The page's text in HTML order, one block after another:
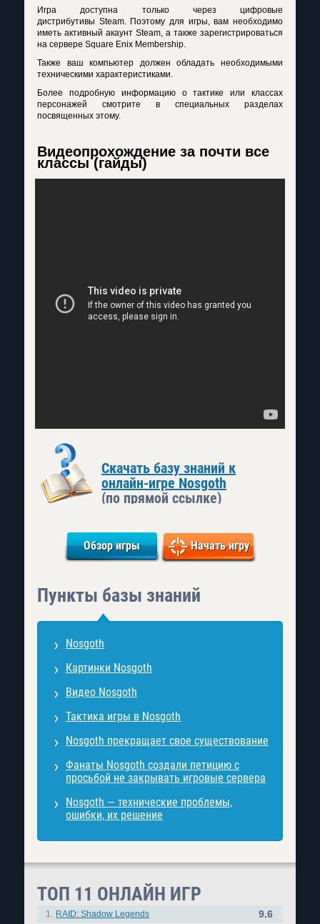
Игра доступна только через цифровые
дистрибутивы Steam. Поэтому для игры, вам необходимо
иметь активный акаунт Steam, а также зарегистрироваться
на сервере Square Enix Membership.
Также ваш компьютер должен обладать необходимыми
техническими характеристиками.
Более подробную информацию о тактике или классах
персонажей смотрите в специальных разделах
посвященных этому.
Видеопрохождение за почти все
классы (гайды)
Скачать базу знаний к
онлайн-игре Nosgoth
(по прямой ссылке)
Обзор игры Начать игру
Пункты базы знаний
Nosgoth
Картинки Nosgoth
Видео Nosgoth
Тактика игры в Nosgoth
Nosgoth прекращает свое существование
Фанаты Nosgoth создали петицию с
просьбой не закрывать игровые сервера
Nosgoth — технические проблемы,
ошибки, их решение
ТОП 11 ОНЛАЙН ИГР
1. RAID: Shadow Legends 9.6